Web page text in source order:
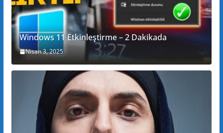
Windows 11 Etkinleştirme – 2 Dakikada
Nisan 3, 2025